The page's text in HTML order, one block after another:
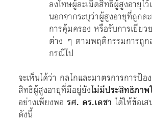
ลงโทษผู้ละเมิดสิทธิผู้สูงอายุไ
นอกจากระบุว่าผู้สูงอายุที่ถูกล
การคุ้มครอง หรือรับการเยีย
ต่าง ๆ ตามพฤติกรรมการถูก
กรณีไป
จะเห็นได้ว่า กลไกและมาตรการการป้อ
สิทธิผู้สูงอายุที่มีอยู่ยังไม่มีประสิทธิภา
อย่างเพียงพอ รศ. ดร.เดชา ได้ให้ข้อเ
ดังนี้